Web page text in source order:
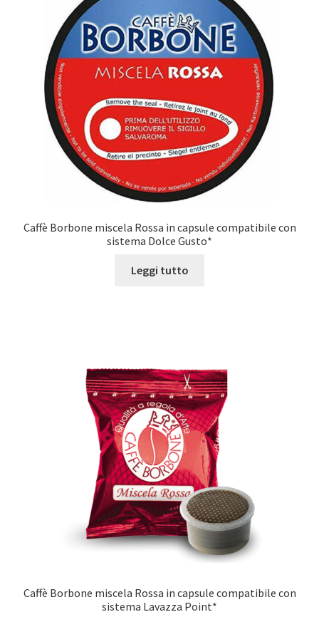
Caffè Borbone miscela Rossa in capsule compatibile con
sistema Dolce Gusto*
Leggi tutto
Caffè Borbone miscela Rossa in capsule compatibile con
sistema Lavazza Point*